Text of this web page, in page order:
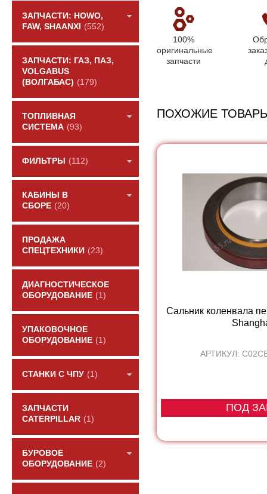
ЗАПЧАСТИ: HOWO,
FAW, SHAANXI
(552)
ЗАПЧАСТИ: ГАЗ, ПАЗ,
VOLGABUS
(ВОЛГАБАС) (179)
ТОПЛИВНАЯ
СИСТЕМА (93)
ФИЛЬТРЫ (112)
КАБИНЫ В
СБОРЕ (20)
ПРОДАЖА
СПЕЦТЕХНИКИ (23)
ДИАГНОСТИЧЕСКОЕ
ОБОРУДОВАНИЕ (1)
УПАКОВОЧНОЕ
ОБОРУДОВАНИЕ (1)
СТАНКИ С ЧПУ (1)
ЗАПЧАСТИ
CATERPILLAR (1)
БУРОВОЕ
ОБОРУДОВАНИЕ (2)
100%
оригинальные
запчасти
ПОХОЖИЕ
Сальник коленвала
АРТИКУЛ:
ПОД